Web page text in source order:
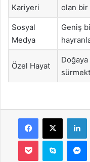
Kariyeri
olan bir
Sosyal
Medya
Geniş
Özel Hayat
Facebook
X
Pocket Skype